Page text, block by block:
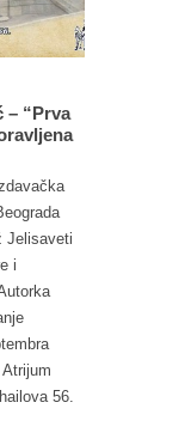
– “Prva
Jelisaveti
i
56.